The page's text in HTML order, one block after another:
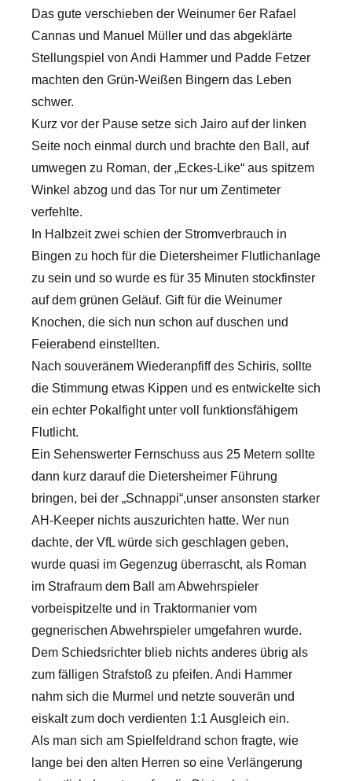
Das gute verschieben der Weinumer 6er Rafael
Cannas und Manuel Müller und das abgeklärte
Stellungspiel von Andi Hammer und Padde Fetzer
machten den Grün-Weißen Bingern das Leben
schwer.
Kurz vor der Pause setze sich Jairo auf der linken
Seite noch einmal durch und brachte den Ball, auf
umwegen zu Roman, der „Eckes-Like“ aus spitzem
Winkel abzog und das Tor nur um Zentimeter
verfehlte.
In Halbzeit zwei schien der Stromverbrauch in
Bingen zu hoch für die Dietersheimer Flutlichanlage
zu sein und so wurde es für 35 Minuten stockfinster
auf dem grünen Geläuf. Gift für die Weinumer
Knochen, die sich nun schon auf duschen und
Feierabend einstellten.
Nach souveränem Wiederanpfiff des Schiris, sollte
die Stimmung etwas Kippen und es entwickelte sich
ein echter Pokalfight unter voll funktionsfähigem
Flutlicht.
Ein Sehenswerter Fernschuss aus 25 Metern sollte
dann kurz darauf die Dietersheimer Führung
bringen, bei der „Schnappi“,unser ansonsten starker
AH-Keeper nichts auszurichten hatte. Wer nun
dachte, der VfL würde sich geschlagen geben,
wurde quasi im Gegenzug überrascht, als Roman
im Strafraum dem Ball am Abwehrspieler
vorbeispitzelte und in Traktormanier vom
gegnerischen Abwehrspieler umgefahren wurde.
Dem Schiedsrichter blieb nichts anderes übrig als
zum fälligen Strafstoß zu pfeifen. Andi Hammer
nahm sich die Murmel und netzte souverän und
eiskalt zum doch verdienten 1:1 Ausgleich ein.
Als man sich am Spielfeldrand schon fragte, wie
lange bei den alten Herren so eine Verlängerung